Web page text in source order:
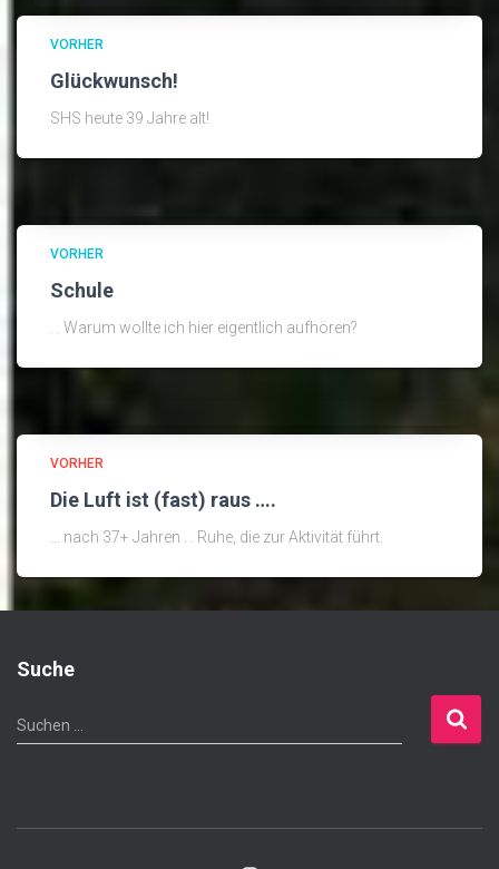
VORHER
Glückwunsch!
SHS heute 39 Jahre alt!
VORHER
Schule
. . Warum wollte ich hier eigentlich aufhören?
VORHER
Die Luft ist (fast) raus ….
… nach 37+ Jahren . . Ruhe, die zur Aktivität führt.
Suche
S
u
Suchen …